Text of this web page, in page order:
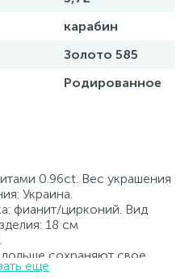
карабин
Золото 585
Родированное
0.96ct. Вес украшения
Украина.
фианит/цирконий. Вид
18 см
сохраняют свое
а именно цвет и блеск
еще